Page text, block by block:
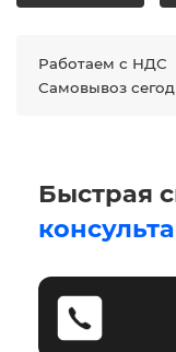
Работаем с НДС
Самовывоз
Быстрая